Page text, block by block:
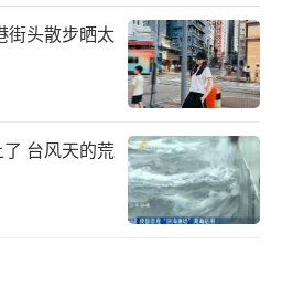
街头散步晒太
台风天的荒